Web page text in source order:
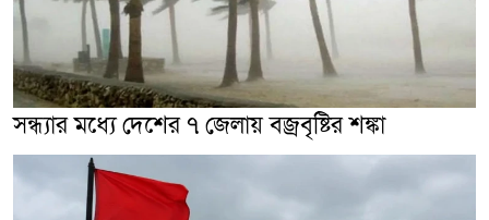
সন্ধ্যার মধ্যে দেশের ৭ জেলায় বজ্রবৃষ্টির শঙ্কা